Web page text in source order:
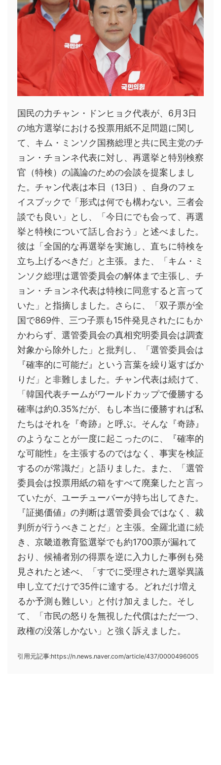
国民の力チャン・ドンヒョク代表が、6月3日
の地方選挙における投票用紙不足問題に関し
て、キム・ミンソク国務総理と共に民主党のチ
ョン・チョンネ代表に対し、再選挙と特別検察
官（特検）の議論のための会談を提案しまし
た。チャン代表は本日（13日）、自身のフェ
イスブックで「形式は何でも構わない。三者会
談でも良い」とし、「今日にでも会って、再選
挙と特検について話し合おう」と述べました。
彼は「全国的な再選挙を実施し、直ちに特検を
立ち上げるべきだ」と主張。また、「キム・ミ
ンソク総理は選管委員会の解体まで主張し、チ
ョン・チョンネ代表は特検に同意すると言って
いた」と指摘しました。さらに、「双子票が全
国で869件、三つ子票も15件発見されたにもか
かわらず、選管委員会の真相究明委員会は調査
対象から除外した」と批判し、「選管委員会は
『確率的に可能だ』という言葉を繰り返すばか
りだ」と非難しました。チャン代表は続けて、
「韓国代表チームがワールドカップで優勝する
確率は約0.35%だが、もし本当に優勝すれば私
たちはそれを『奇跡』と呼ぶ。そんな『奇跡』
のようなことが一度に起こったのに、『確率的
な可能性』を主張するのではなく、事実を検証
するのが常識だ」と語りました。また、「選管
委員会は投票用紙の箱をすべて廃棄したと言っ
ていたが、ユーチューバーが持ち出してきた。
『証拠価値』の判断は選管委員会ではなく、裁
判所が行うべきことだ」と主張。全羅北道に続
き、京畿道教育監選挙でも約1700票が漏れて
おり、候補者別の得票を逆に入力した事例も発
見されたと述べ、「すでに受理された選挙異議
申し立てだけで35件に達する。どれだけ増え
るか予測も難しい」と付け加えました。そし
て、「市民の怒りを無視した代償はただ一つ、
政権の没落しかない」と強く訴えました。
引用元記事:https://n.news.naver.com/article/437/0000496005